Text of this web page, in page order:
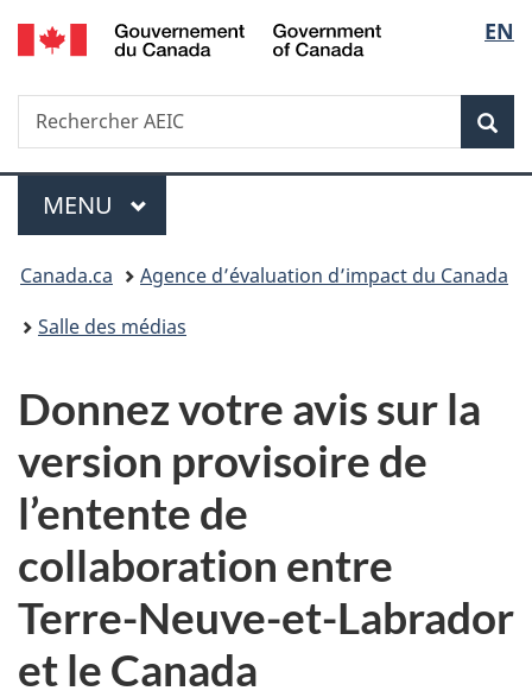
Passer
au
Passer
à
du
Passer
à
simplifiée
de
la
EN
Government
Recherche
Rechercher
AEIC
Menu
MENU PRINCIPAL
Vous
êtes
Canada.ca
Agence d’évaluation d’impact du Canada
Salle des médias
Donnez votre avis sur la
version provisoire de
l’entente de
collaboration entre
Terre-Neuve-et-Labrador
et le Canada